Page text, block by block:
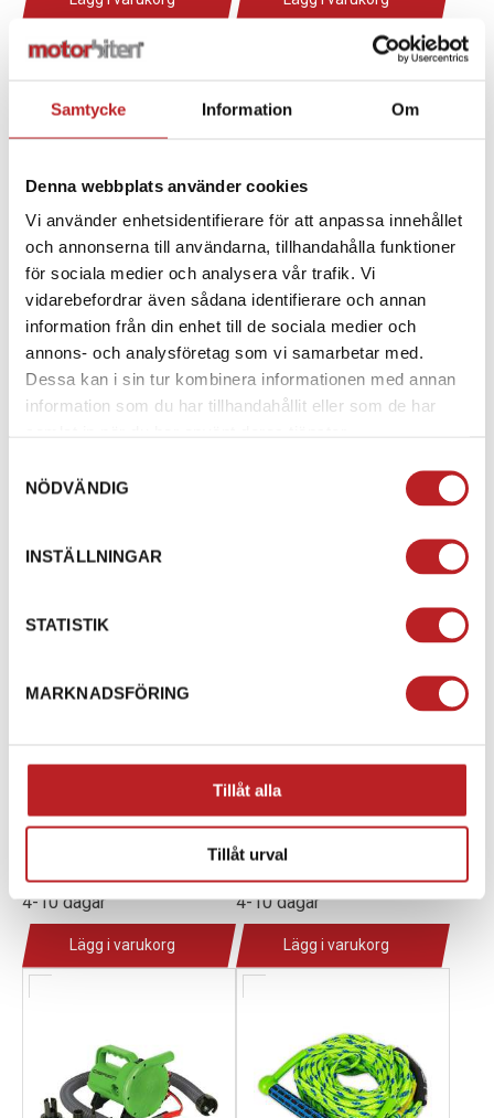
Samtycke Information Om
Denna webbplats använder cookies
Vi använder enhetsidentifierare för att anpassa innehållet
och annonserna till användarna, tillhandahålla funktioner
för sociala medier och analysera vår trafik. Vi
vidarebefordrar även sådana identifierare och annan
information från din enhet till de sociala medier och
annons- och analysföretag som vi samarbetar med.
Dessa kan i sin tur kombinera informationen med annan
information som du har tillhandahållit eller som de har
NÖDVÄNDIG
INSTÄLLNINGAR
STATISTIK
MARKNADSFÖRING
Tillåt alla
Tillåt urval
Obrien 2 SECTION
COMBO GRN/BLK
1017190 2214538
399,00 kr
Tubelina
10179502174558
199,00 kr
Combolina
349,00 kr
4-10 dagar
Lägg i varukorg
Obrien 4-Person
Tubelina
1017934
299,00 kr
4-10 dagar
Lägg i varukorg